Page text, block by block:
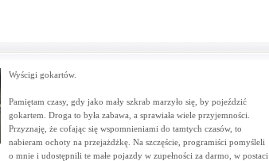
Wyścigi gokartów.
Pamiętam czasy, gdy jako mały szkrab marzyło się, by pojeździć
gokartem. Droga to była zabawa, a sprawiała wiele przyjemności.
Przyznaję, że cofając się wspomnieniami do tamtych czasów, to
nabieram ochoty na przejażdżkę. Na szczęście, programiści pomyśleli
o mnie i udostępnili te małe pojazdy w zupełności za darmo, w postaci